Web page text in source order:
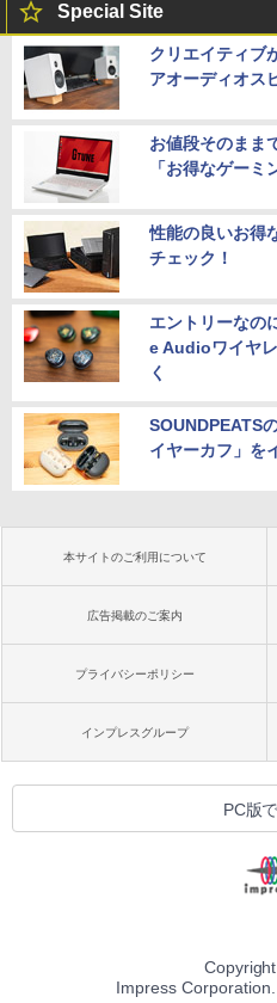
Special Site
クリエイティブ
アオーディオス
お値段そのまま
「お得なゲーミ
性能の良いお得
チェック！
エントリーなの
e Audioワイヤ
く
SOUNDPEATS
イヤーカフ」を
本サイトのご利用について
広告掲載のご案内
プライバシーポリシー
インプレスグループ
PC版
Impress